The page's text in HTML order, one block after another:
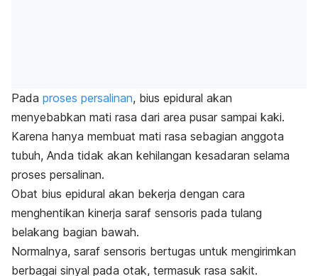
Pada proses persalinan, bius epidural akan
menyebabkan mati rasa dari area pusar sampai kaki.
Karena hanya membuat mati rasa sebagian anggota
tubuh, Anda tidak akan kehilangan kesadaran selama
proses persalinan.
Obat bius epidural akan bekerja dengan cara
menghentikan kinerja saraf sensoris pada tulang
belakang bagian bawah.
Normalnya, saraf sensoris bertugas untuk mengirimkan
berbagai sinyal pada otak, termasuk rasa sakit.